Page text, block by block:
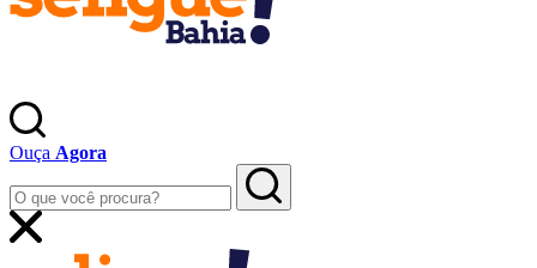
Ouça Agora